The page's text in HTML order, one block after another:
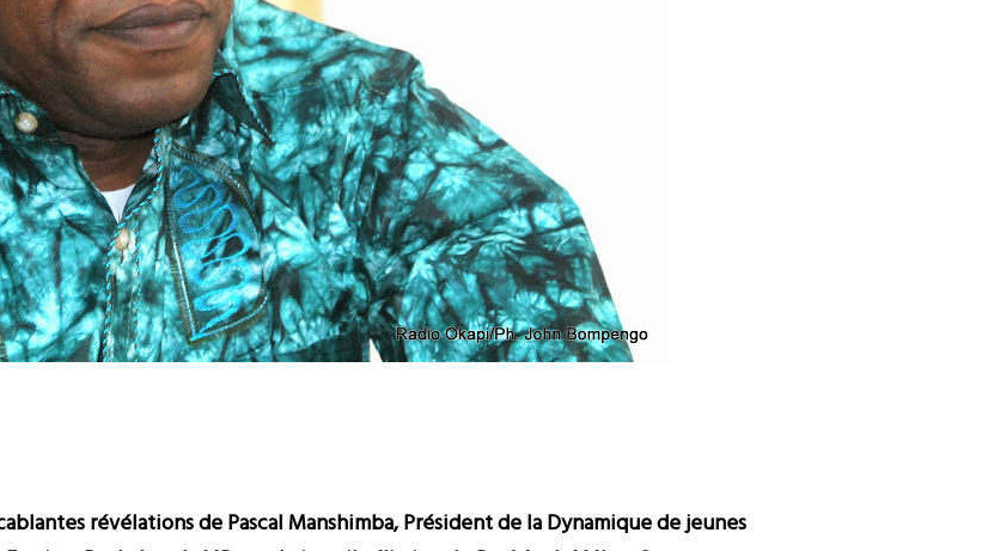
révélations de Pascal Manshimba, Président de la Dynamique de jeunes